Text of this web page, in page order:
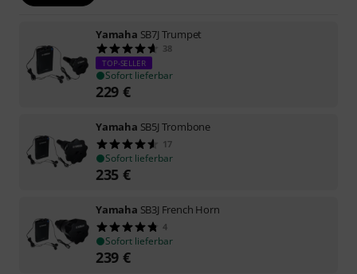
Yamaha SB7J Trumpet
38
TOP-SELLER
Sofort lieferbar
229 €
Yamaha SB5J Trombone
17
Sofort lieferbar
235 €
Yamaha SB3J French Horn
4
Sofort lieferbar
239 €